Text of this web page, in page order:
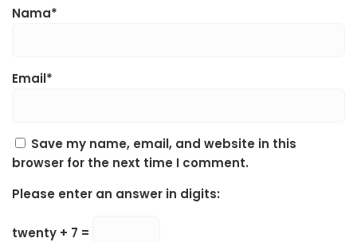
Nama*
Email*
Save my name, email, and website in this
browser for the next time I comment.
Please enter an answer in digits:
twenty + 7 =